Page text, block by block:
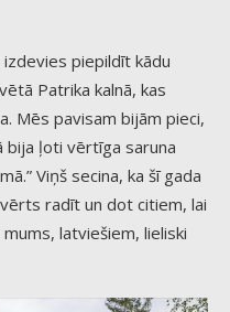
izdevies piepildīt kādu
Patrika kalnā, kas
Mēs pavisam bijām pieci,
bija ļoti vērtīga saruna
Viņš secina, ka šī gada
radīt un dot citiem, lai
latviešiem, lieliski